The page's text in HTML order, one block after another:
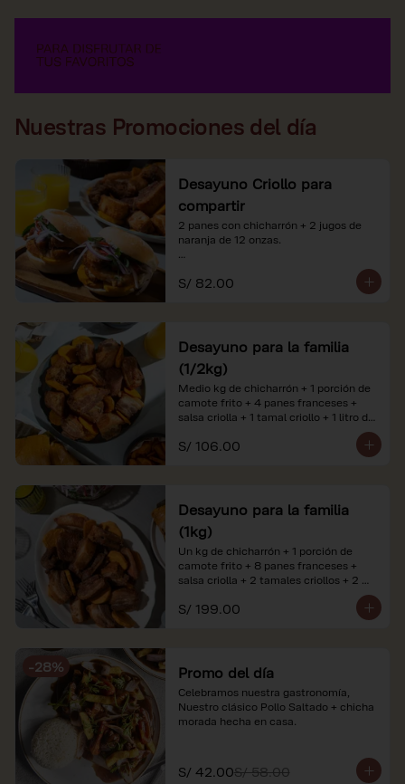
Nuestras Promociones del día
Desayuno Criollo para
compartir
2 panes con chicharrón + 2 jugos de
naranja de 12 onzas.
*Nuestros precios están expresados en
soles e incluyen impuestos de ley y
S/ 82.00
Desayuno para la familia
(1/2kg)
Medio kg de chicharrón + 1 porción de
camote frito + 4 panes franceses +
salsa criolla + 1 tamal criollo + 1 litro de
*Nuestros precios están expresados en
referenciales.
S/ 106.00
Desayuno para la familia
(1kg)
Un kg de chicharrón + 1 porción de
camote frito + 8 panes franceses +
salsa criolla + 2 tamales criollos + 2
*Nuestros precios están expresados en
referenciales.
S/ 199.00
-28% Promo del día
Celebramos nuestra gastronomía,
Nuestro clásico Pollo Saltado + chicha
morada hecha en casa.
S/ 42.00S/ 58.00